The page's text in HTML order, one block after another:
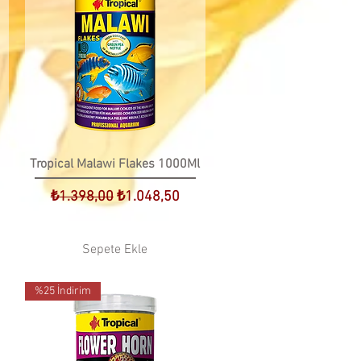
Tropical Malawi Flakes 1000Ml
Normal Fiyat
₺1.398,00 İndirimli Fiyat
₺1.048,50
Sepete Ekle
%25 İndirim